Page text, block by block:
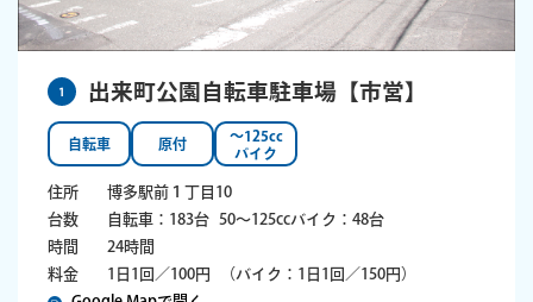
1 出来町公園自転車駐車場【市営】
自転車 原付
〜125cc
バイク
住所
博多駅前１丁目10
台数
自転車：183台
50～125ccバイク：48台
時間
24時間
料金
1日1回／100円
（バイク：1日1回／150円）